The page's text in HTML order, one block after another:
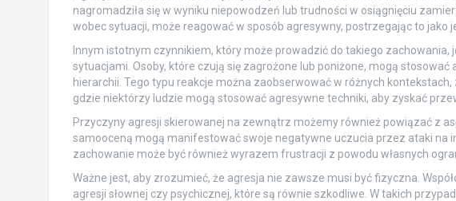
nagromadziła się w wyniku niepowodzeń lub trudności w osiągnięciu
wobec sytuacji, może reagować w sposób agresywny, postrzegając to jako
Innym istotnym czynnikiem, który może prowadzić do takiego
sytuacjami. Osoby, które czują się zagrożone lub poniżone, mogą
hierarchii. Tego typu reakcje można zaobserwować w różnych
gdzie niektórzy ludzie mogą stosować agresywne techniki, aby zyskać
Przyczyny agresji skierowanej na zewnątrz możemy również powiązać z
samooceną mogą manifestować swoje negatywne uczucia przez ataki na
zachowanie może być również wyrazem frustracji z powodu własnych
Ważne jest, aby zrozumieć, że agresja nie zawsze musi być fizyczna.
agresji słownej czy psychicznej, które są równie szkodliwe. W takich